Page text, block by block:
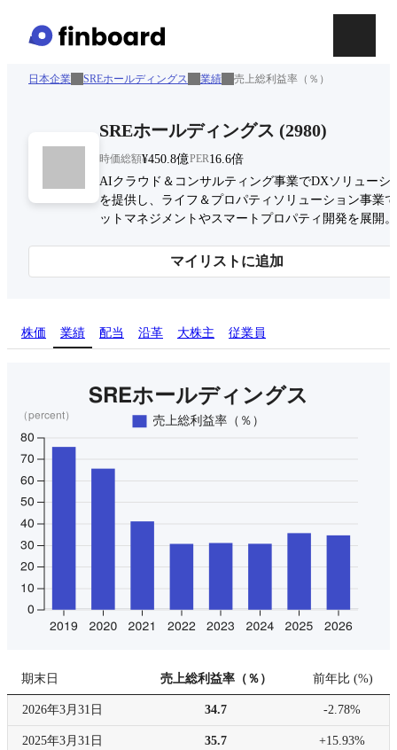
日本企業 SREホールディングス 業績 売上総利益率（％）
SREホールディングス (2980)
時価総額¥450.8億PER16.6倍
AIクラウド＆コンサルティング事業でDXソリューシ
を提供し、ライフ＆プロパティソリューション事業
ットマネジメントやスマートプロパティ開発を展開。
マイリストに追加
株価 業績 配当 沿革 大株主 従業員
期末日 売上総利益率（％） 前年比 (%)
2026年3月31日 34.7 -2.78%
2025年3月31日 35.7 +15.93%